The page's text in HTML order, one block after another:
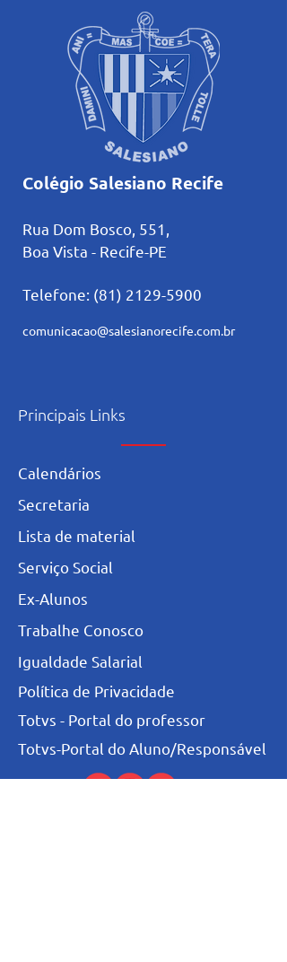
Colégio Salesiano Recife
Rua Dom Bosco, 551,
Boa Vista - Recife-PE
Telefone: (81) 2129-5900
comunicacao@salesianorecife.com.br
Principais Links
Calendários
Secretaria
L ista de material
Serviço Social
Ex-Alunos
Trabalhe Conosco
Igualdade Salarial
Política de Privacidade
Totvs - Portal do professor
Totvs-Portal do Aluno/Responsável